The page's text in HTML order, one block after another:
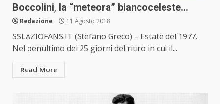
Boccolini, la “meteora” biancoceleste…
Redazione 11 Agosto 2018
SSLAZIOFANS.IT (Stefano Greco) – Estate del 1977.
Nel penultimo dei 25 giorni del ritiro in cui il...
Read More